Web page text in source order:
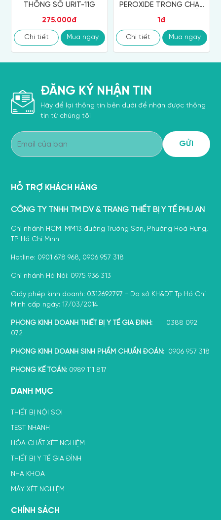
THÔNG SỐ URIT-11G
275.000đ
Chi tiết Mua ngay
PEROXIDE TRONG CHẠY
1đ
Chi tiết Mua ngay
ĐĂNG KÝ NHẬN TIN
Hãy để lại thông tin bên dưới để nhận được thông
tin từ chúng tôi
HỖ TRỢ KHÁCH HÀNG
CÔNG TY TNHH TM DV & TRANG THIẾT BỊ Y TẾ PHÚ AN
Chi nhánh HCM: MM13 đường Trường Sơn, Phường Hoà Hưng,
TP Hồ Chí Minh
Hotline: 0901 678 968, 0906 957 318
Chi nhánh Hà Nội: 0975 936 313
Giấy phép kinh doanh: 0312692797 - Do sở KH&ĐT Tp Hồ Chí
Minh cấp ngày: 17/03/2014
PHÒNG KINH DOANH THIẾT BỊ Y TẾ GIA ĐÌNH: 0388 092
072
PHÒNG KINH DOANH SINH PHẨM CHUẨN ĐOÁN: 0906 957 318
PHÒNG KẾ TOÁN: 0989 111 817
DANH MỤC
THIẾT BỊ NỘI SOI
TEST NHANH
HÓA CHẤT XÉT NGHIỆM
THIẾT BỊ Y TẾ GIA ĐÌNH
NHA KHOA
MÁY XÉT NGHIỆM
CHÍNH SÁCH